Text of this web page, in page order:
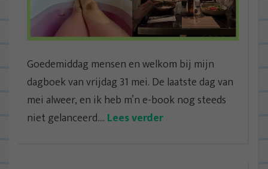
Goedemiddag mensen en welkom bij mijn
dagboek van vrijdag 31 mei. De laatste dag van
mei alweer, en ik heb m’n e-book nog steeds
niet gelanceerd.... Lees verder